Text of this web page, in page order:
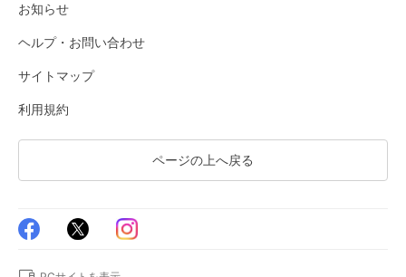
お知らせ
ヘルプ・お問い合わせ
サイトマップ
利用規約
ページの上へ戻る